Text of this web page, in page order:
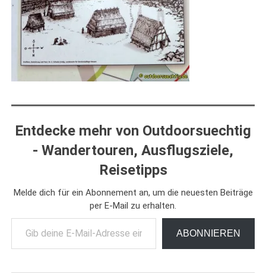
Entdecke mehr von Outdoorsuechtig
- Wandertouren, Ausflugsziele,
Reisetipps
Melde dich für ein Abonnement an, um die neuesten Beiträge
per E-Mail zu erhalten.
Gib deine E-Mail-Adresse ein ...
ABONNIEREN